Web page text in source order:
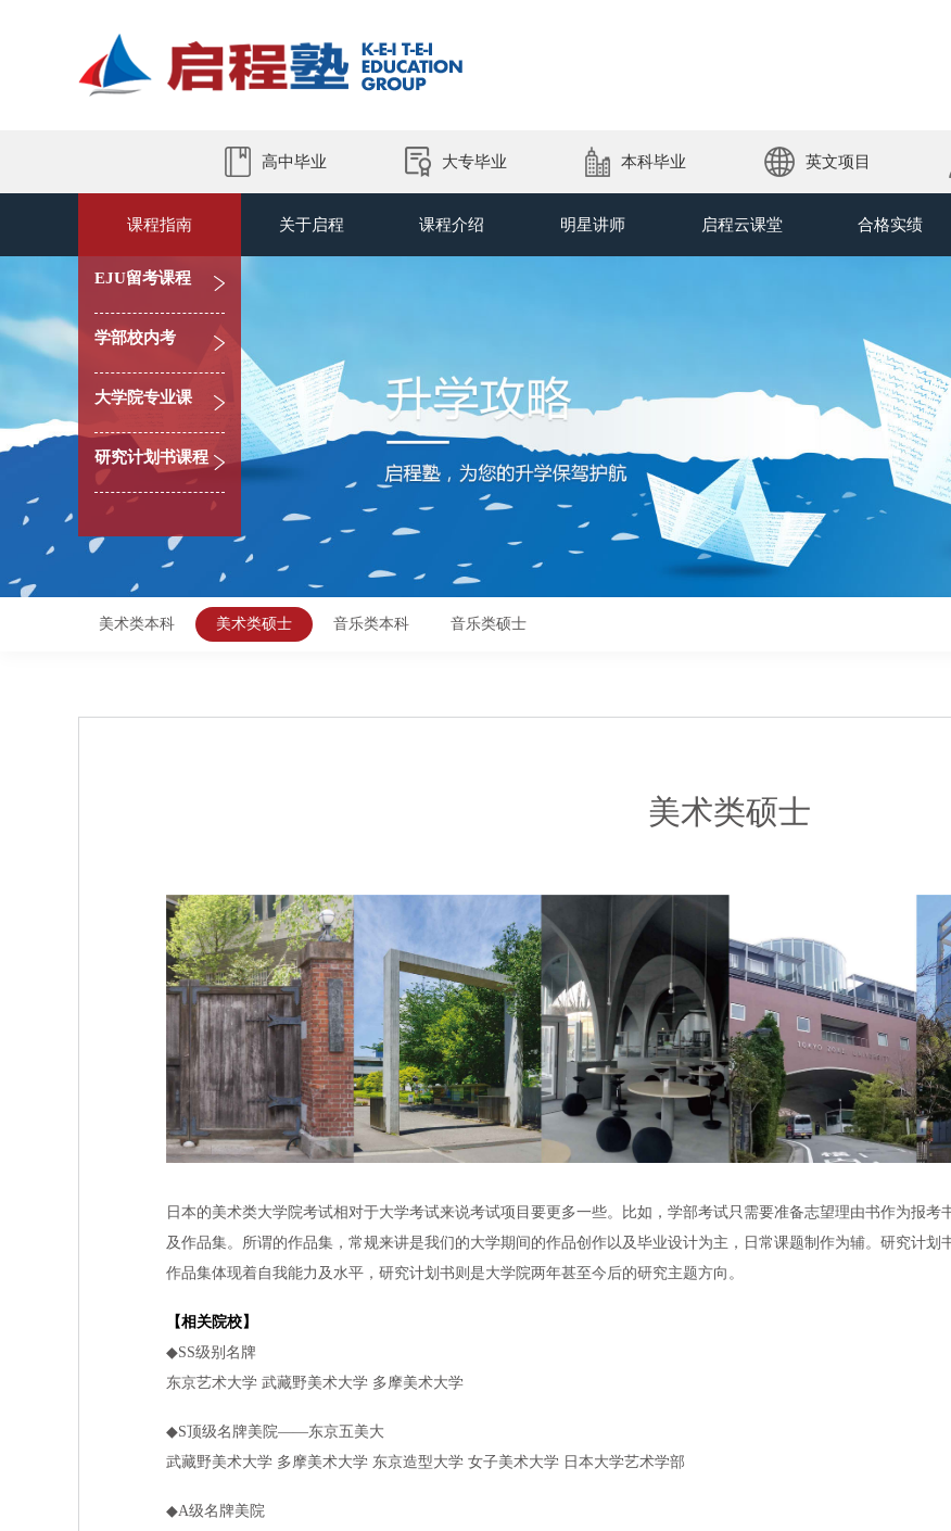
高中毕业 大专毕业 本科毕业 英文项目
课程指南
EJU留考课程
学部校内考
大学院专业课
研究计划书课程
关于启程 课程介绍 明星讲师 启程云课堂 合格实绩
美术类本科 美术类硕士 音乐类本科 音乐类硕士
美术类硕士
日本的美术类大学院考试相 对于大学考试来说考试项 目要更多一些。比如，学部考试只需要准备志望理由书作为报考
及作品集。所谓的作品集，常规来讲是我们 的大学期 间 的作品创 作以及毕业设计为主，日常课题制作为辅。研究计划
作品集体现着自我能力及水平，研究计划 书则 是大学院两年甚至今后的研究主题方向。
【相关院校】
◆SS级别名牌
东京艺术大学 武藏野美术大学 多摩美术大学
◆S顶级名牌美院――东京五美大
武藏野美术大学 多摩美术大学 东京造型大学 女子美术大学 日本大学艺术学部
◆A级名牌美院